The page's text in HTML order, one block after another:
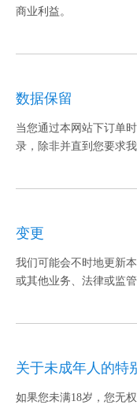
商业利益。
数据保留
当您通过本网站下订单
录，除非并直到您要求
变更
我们可能会不时地更新
或其他业务、法律或监管
关于未成年人的特
如果您未满18岁，您无